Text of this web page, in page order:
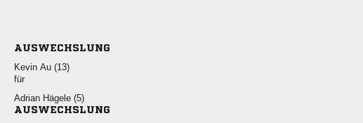
AUSWECHSLUNG
  
für
  
AUSWECHSLUNG